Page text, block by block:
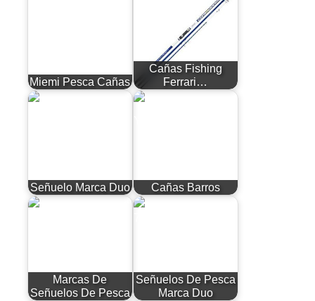
Miemi Pesca Cañas
Cañas Fishing
Ferrari…
Señuelo Marca Duo Cañas Barros
Marcas De
Señuelos De Pesca
Señuelos De Pesca
Marca Duo